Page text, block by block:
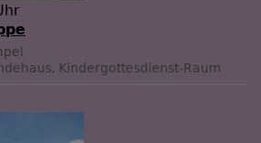
Kindergottesdienst-Raum